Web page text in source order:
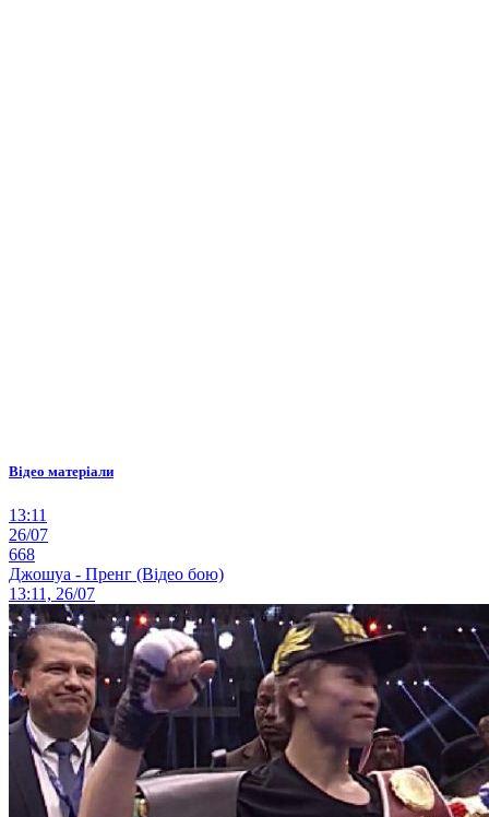
Відео матеріали
13:11
26/07
668
Джошуа - Пренг (Відео бою)
13:11, 26/07